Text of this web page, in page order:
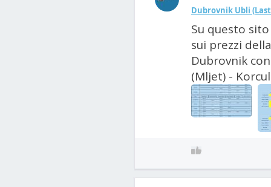
Dubrovnik Ubli
Su questo
sui prezzi
Dubrovnik
(Mljet) -